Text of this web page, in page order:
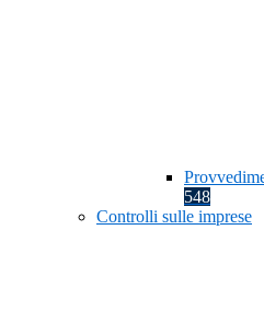
548
Controlli sulle imprese